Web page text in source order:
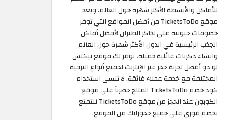
للأماكن والأنشطة الأكثر شهرة حول العالم. ويعد
موقع TicketsToDo من أفضل المواقع التي توفر
خصومات جنونية على تذاكر الطيران لأفضل أماكن
الجذب الرئيسية في الدول الأكثر شهرة حول العالم
وانشاء ذكريات عائلية جميلة، يوفر لك موقع تيكتس
تو دو أفضل تجربة حجز عبر الإنترنت لجميع أنواع الترفيه
المختلفة مع خدمة عملاء فائقة. لا تنسى استخدام
كود خصم TicketsToDo المتاح حصرياً على موقع
الكوبون عند الحجز من موقع TicketsToDo للتمتع
بخصم فوري على جميع حجوزاتك من الموقع. ​